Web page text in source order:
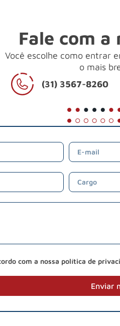
Fale com a
Você escolhe como entrar
o mais
(31) 3567-8260
com a nossa política de
Enviar